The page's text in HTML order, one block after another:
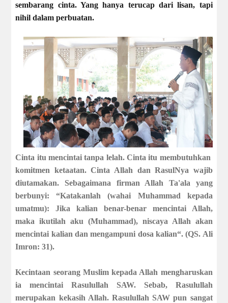
sembarang cinta. Yang hanya terucap dari lisan, tapi
nihil dalam perbuatan.
Cinta itu mencintai tanpa lelah. Cinta itu membutuhkan
komitmen ketaatan. Cinta Allah dan RasulNya wajib
diutamakan. Sebagaimana firman Allah Ta'ala yang
berbunyi: “Katakanlah (wahai Muhammad kepada
umatmu): Jika kalian benar-benar mencintai Allah,
maka ikutilah aku (Muhammad), niscaya Allah akan
mencintai kalian dan mengampuni dosa kalian“. (QS. Ali
Imron: 31).
Kecintaan seorang Muslim kepada Allah mengharuskan
ia mencintai Rasulullah SAW. Sebab, Rasulullah
merupakan kekasih Allah. Rasulullah SAW pun sangat